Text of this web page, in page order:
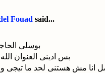
Fouad said...
بوسلى
بس ادينى العنوان
انا مش هستنى لحد ما تيجى و